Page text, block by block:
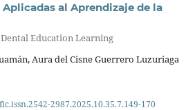
Aplicadas al Aprendizaje de la
Education Learning
Aura del Cisne Guerrero Luzuriaga
2987.2025.10.35.7.149-170